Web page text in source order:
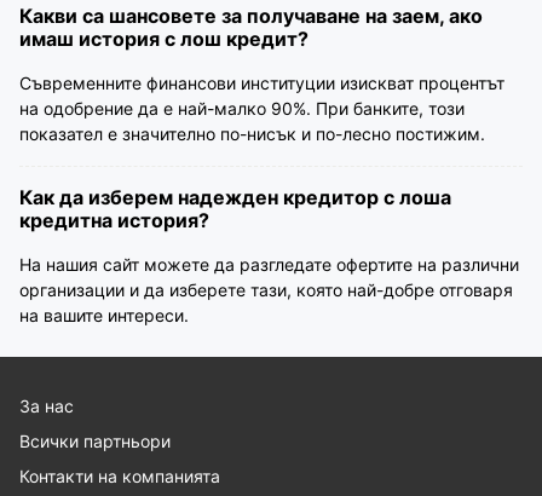
Какви са шансовете за получаване на заем, ако
имаш история с лош кредит?
Съвременните финансови институции изискват процентът
на одобрение да е най-малко 90%. При банките, този
показател е значително по-нисък и по-лесно постижим.
Как да изберем надежден кредитор с лоша
кредитна история?
На нашия сайт можете да разгледате офертите на различни
организации и да изберете тази, която най-добре отговаря
на вашите интереси.
За нас
Всички партньори
Контакти на компанията